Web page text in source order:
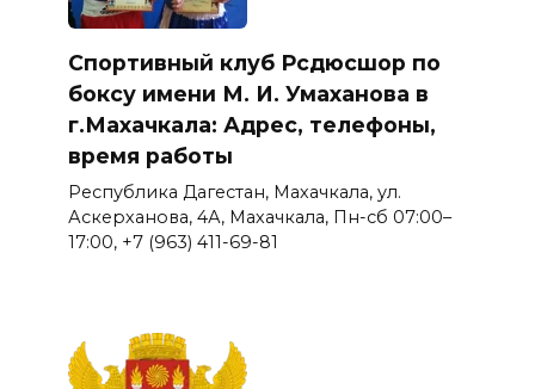
Спортивный клуб Рсдюсшор по
боксу имени М. И. Умаханова в
г.Махачкала: Адрес, телефоны,
время работы
Республика Дагестан, Махачкала, ул.
Аскерханова, 4А, Махачкала, Пн-сб 07:00–
17:00, +7 (963) 411-69-81